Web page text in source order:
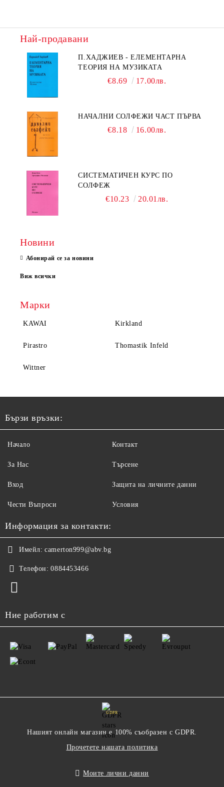
Най-продавани
П.ХАДЖИЕВ - ЕЛЕМЕНТАРНА
ТЕОРИЯ НА МУЗИКАТА
€8.69 17.00лв.
НАЧАЛНИ СОЛФЕЖИ ЧАСТ ПЪРВА
€8.18 16.00лв.
СИСТЕМАТИЧЕН КУРС ПО
СОЛФЕЖ
€10.23 20.01лв.
Новини
Абонирай се за новини
Виж всички
Марки
KAWAI Kirkland
Pirastro Thomastik Infeld
Wittner
Бързи връзки:
Начало
За Нас
Вход
Чести Въпроси
Контакт
Търсене
Защита на личните данни
Условия
Информация за контакти:
Имейл: camerton999@abv.bg
Телефон: 0884453466
Ние работим с
GDPR
Нашият онлайн магазин е 100% съобразен с GDPR.
Прочетете нашата политика
Моите лични данни